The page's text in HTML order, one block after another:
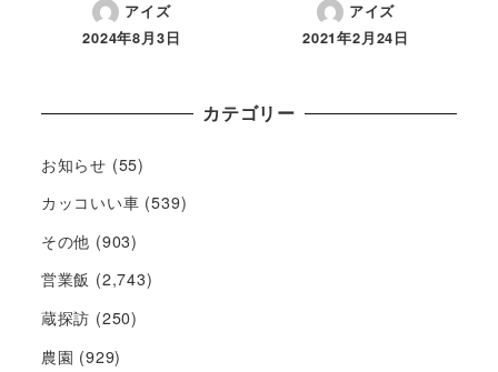
アイズ
2024年8月3日
アイズ
2021年2月24日
カテゴリー
お知らせ (55)
カッコいい車 (539)
その他 (903)
営業飯 (2,743)
蔵探訪 (250)
農園 (929)